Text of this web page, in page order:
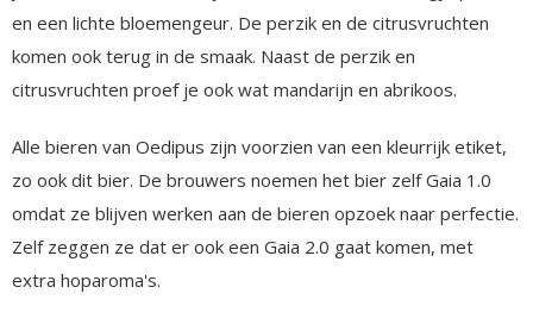
en een lichte bloemengeur. De perzik en de citrusvruchten
komen ook terug in de smaak. Naast de perzik en
citrusvruchten proef je ook wat mandarijn en abrikoos.
Alle bieren van Oedipus zijn voorzien van een kleurrijk etiket,
zo ook dit bier. De brouwers noemen het bier zelf Gaia 1.0
omdat ze blijven werken aan de bieren opzoek naar perfectie.
Zelf zeggen ze dat er ook een Gaia 2.0 gaat komen, met
extra hoparoma's.